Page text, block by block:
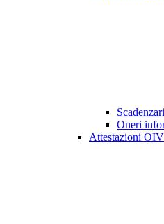
Oneri
Attestazioni